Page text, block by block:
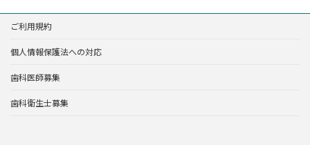
ご利用規約
個人情報保護法への対応
歯科医師募集
歯科衛生士募集